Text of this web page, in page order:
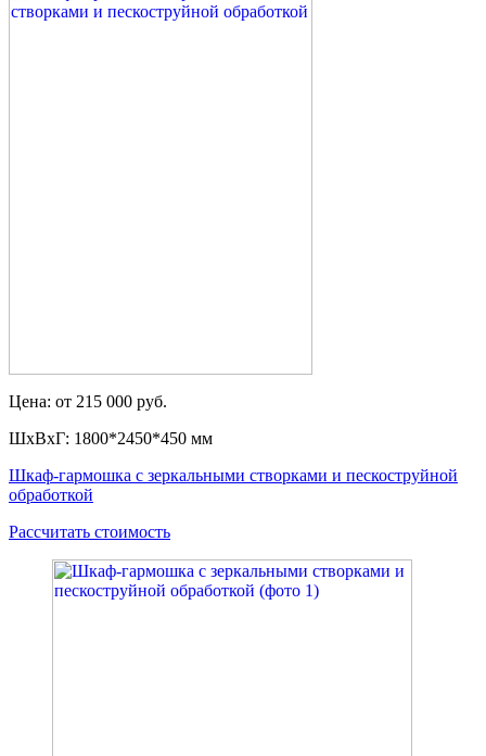
Цена: от 215 000 руб.
ШxВxГ: 1800*2450*450 мм
Шкаф-гармошка с зеркальными створками и пескоструйной
обработкой
Рассчитать стоимость